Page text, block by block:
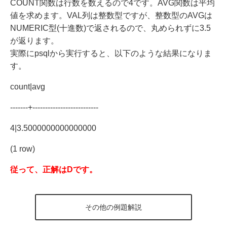
COUNT関数は行数を数えるので4です。AVG関数は平均
値を求めます。VAL列は整数型ですが、整数型のAVGは
NUMERIC型(十進数)で返されるので、丸められずに3.5
が返ります。
実際にpsqlから実行すると、以下のような結果になりま
す。
count|avg
-------+--------------------------
4|3.5000000000000000
(1 row)
従って、正解はDです。
その他の例題解説